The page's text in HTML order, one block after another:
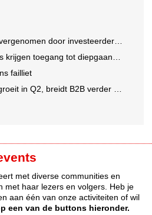
door investeerder Apollo
tot diepgaandere informatie over goede doelen
failliet
Q2, breidt B2B verder uit en innoveert met AI
met diverse communities en
met haar lezers en volgers. Heb je
aan één van onze activiteiten of wil
een van de buttons hieronder.